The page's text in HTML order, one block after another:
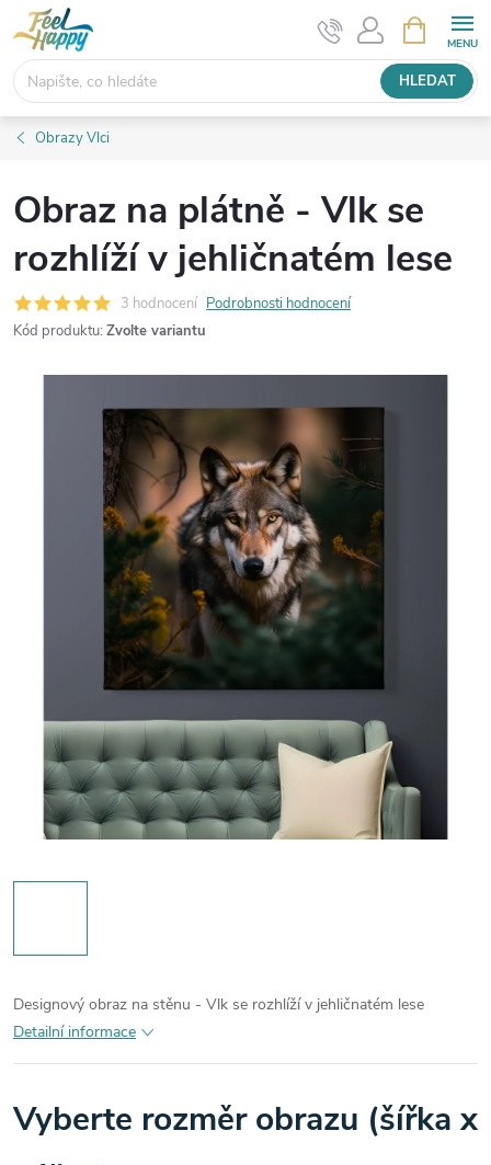
Přejít
na
obsah
HLEDAT
NÁKUPNÍ
KOŠÍK
Obrazy Vlci
Obraz na plátně - Vlk se
rozhlíží v jehličnatém lese
3 hodnocení Podrobnosti hodnocení
Kód produktu: Zvolte variantu
Designový obraz na stěnu - Vlk se rozhlíží v jehličnatém lese
Detailní informace
Vyberte rozměr obrazu (šířka x